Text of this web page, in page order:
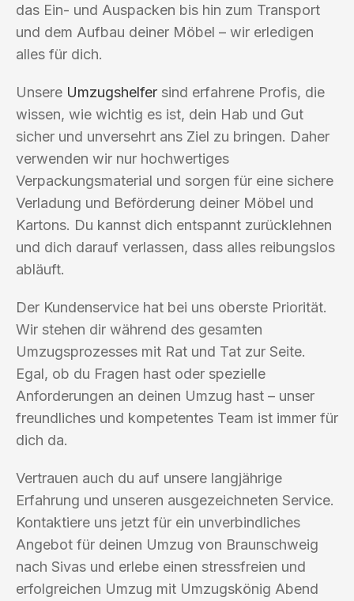
das Ein- und Auspacken bis hin zum Transport
und dem Aufbau deiner Möbel – wir erledigen
alles für dich.
Unsere Umzugshelfer sind erfahrene Profis, die
wissen, wie wichtig es ist, dein Hab und Gut
sicher und unversehrt ans Ziel zu bringen. Daher
verwenden wir nur hochwertiges
Verpackungsmaterial und sorgen für eine sichere
Verladung und Beförderung deiner Möbel und
Kartons. Du kannst dich entspannt zurücklehnen
und dich darauf verlassen, dass alles reibungslos
abläuft.
Der Kundenservice hat bei uns oberste Priorität.
Wir stehen dir während des gesamten
Umzugsprozesses mit Rat und Tat zur Seite.
Egal, ob du Fragen hast oder spezielle
Anforderungen an deinen Umzug hast – unser
freundliches und kompetentes Team ist immer für
dich da.
Vertrauen auch du auf unsere langjährige
Erfahrung und unseren ausgezeichneten Service.
Kontaktiere uns jetzt für ein unverbindliches
Angebot für deinen Umzug von Braunschweig
nach Sivas und erlebe einen stressfreien und
erfolgreichen Umzug mit Umzugskönig Abend